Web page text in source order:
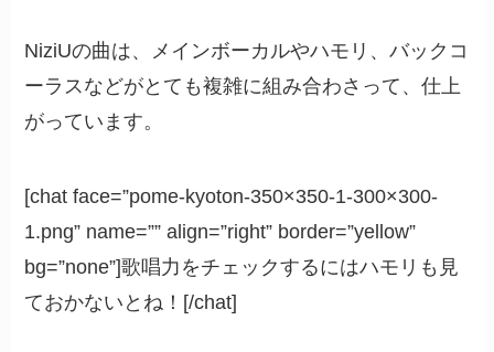
NiziUの曲は、メインボーカルやハモリ、バックコ
ーラスなどがとても複雑に組み合わさって、仕上
がっています。
[chat face=”pome-kyoton-350×350-1-300×300-
1.png” name=”” align=”right” border=”yellow”
bg=”none”]歌唱力をチェックするにはハモリも見
ておかないとね！[/chat]